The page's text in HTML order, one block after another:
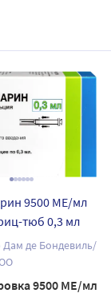
9500 МЕ/мл
тюб 0,3 мл
Дам де Бондевиль/
9500 МЕ/мл